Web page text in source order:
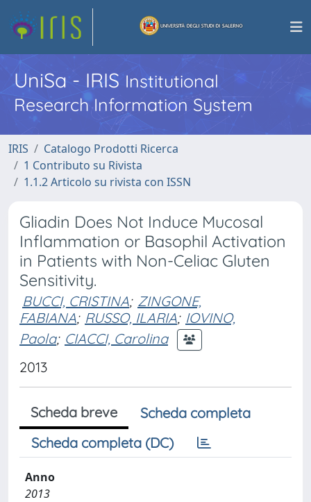
UniSa - IRISInstitutional
Research Information System
IRIS
Catalogo Prodotti Ricerca
1 Contributo su Rivista
1.1.2 Articolo su rivista con ISSN
Gliadin Does Not Induce Mucosal
Inflammation or Basophil Activation
in Patients with Non-Celiac Gluten
Sensitivity.
BUCCI, CRISTINA; ZINGONE,
FABIANA; RUSSO, ILARIA; IOVINO,
Paola; CIACCI, Carolina
2013
Scheda breve
Scheda completa
Scheda completa (DC)
Anno
2013